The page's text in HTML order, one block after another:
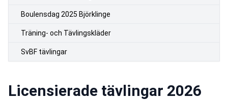
Boulensdag 2025 Björklinge
Träning- och Tävlingskläder
SvBF tävlingar
Licensierade tävlingar 2026